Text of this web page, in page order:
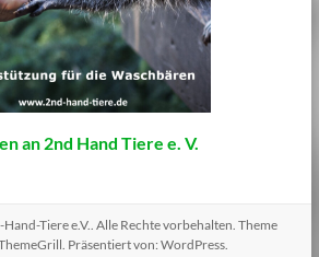
an 2nd Hand Tiere e. V.
Tiere e.V.. Alle Rechte vorbehalten. Theme
Präsentiert von: WordPress.